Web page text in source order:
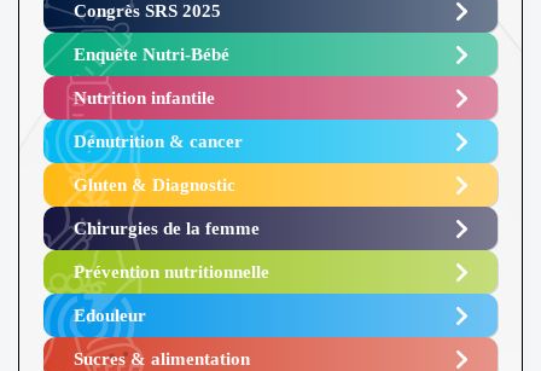
Congrès SRS 2025 ​
Enquête Nutri-Bébé ​
Nutrition infantile
Dénutrition & cancer
Gluten & Diagnostic
Chirurgies de la femme
Prévention nutritionnelle
Edouleur​
Sucres & alimentation​